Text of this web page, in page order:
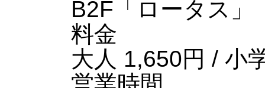
B2F「ロータス」
料金
大人 1,650円 / 小